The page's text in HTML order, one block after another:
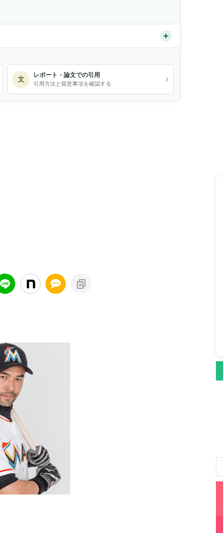
文 レポート・論文での引用
引用方法と留意事項を確認する ›